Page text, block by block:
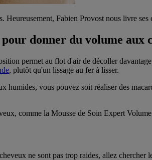
Fabien Provost nous livre
donner du volume aux
permet au flot d'air de décoller
, plutôt qu'un lissage au fer à lisser.
humides, vous pouvez soit réaliser des
comme la Mousse de Soin Expert
ne sont pas trop raides, allez chercher